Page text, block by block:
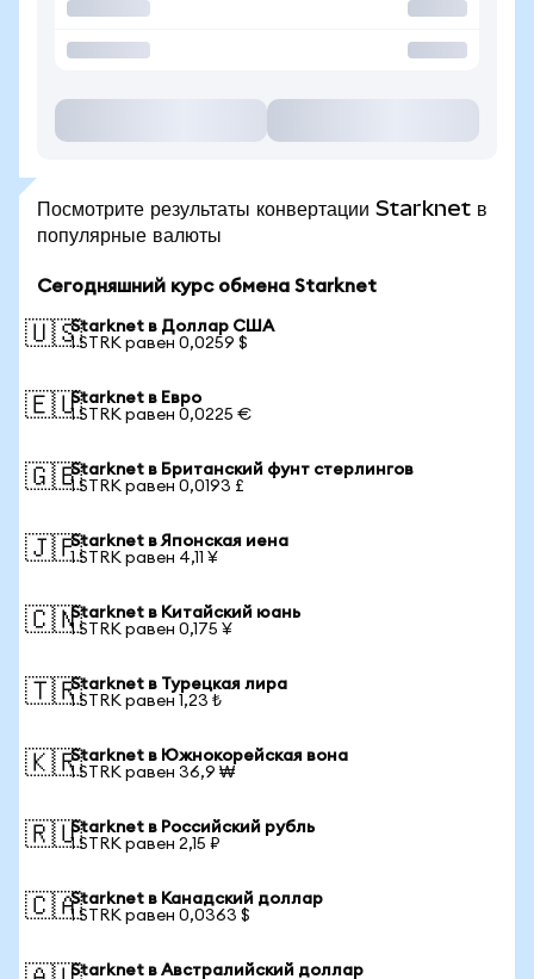
Посмотрите результаты конвертации Starknet в
популярные валюты
Сегодняшний курс обмена Starknet
🇺🇸Starknet в Доллар США
1 STRK равен 0,0259 $
🇪🇺Starknet в Евро
1 STRK равен 0,0225 €
🇬🇧Starknet в Британский фунт стерлингов
1 STRK равен 0,0193 £
🇯🇵Starknet в Японская иена
1 STRK равен 4,11 ¥
🇨🇳Starknet в Китайский юань
1 STRK равен 0,175 ¥
🇹🇷Starknet в Турецкая лира
1 STRK равен 1,23 ₺
🇰🇷Starknet в Южнокорейская вона
1 STRK равен 36,9 ₩
🇷🇺Starknet в Российский рубль
1 STRK равен 2,15 ₽
🇨🇦Starknet в Канадский доллар
1 STRK равен 0,0363 $
Starknet в Австралийский доллар